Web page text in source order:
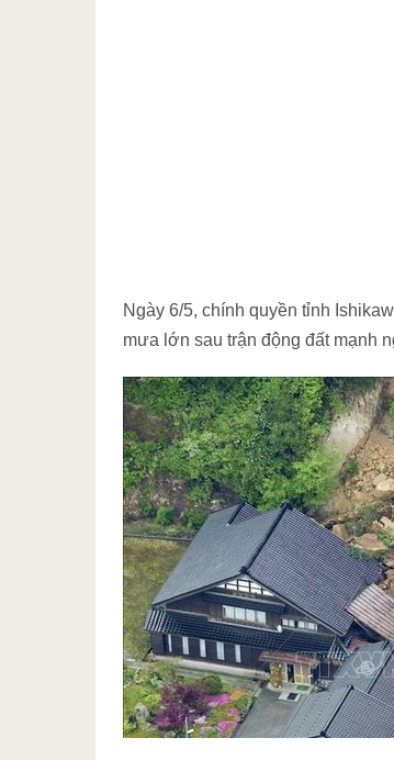
Ngày 6/5, chính quyền tỉnh
mưa lớn sau trận động đất mạnh